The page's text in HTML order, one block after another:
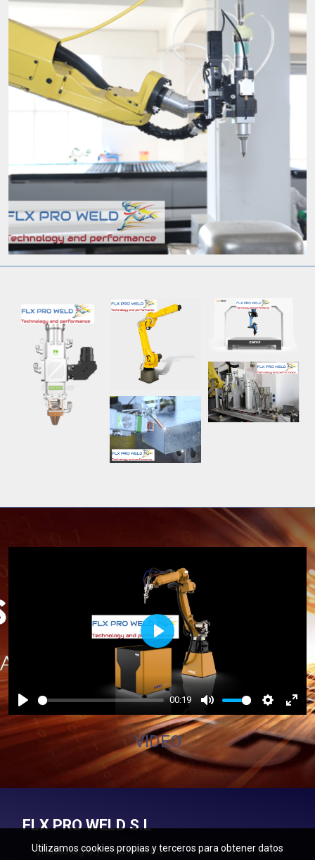
Play
00:19
Mute Settings
Play
VIDEO
FLX PRO WELD S.L
¡Tecnologia y rendimiento!
Utilizamos cookies propias y terceros para obtener datos